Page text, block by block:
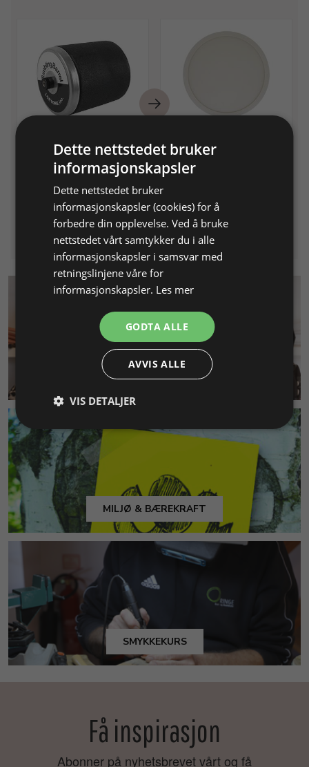
Til Lortone trommelsliper
varenr. 130010 og 130014
Varenr. 130050
På lager
Info
kg HB og Lortone
trommel
Reservedel til varenr. 130050,
Info
KUNDESERVICE
MILJØ & BÆREKRAFT
SMYKKEKURS
Få inspirasjon
Abonner på nyhetsbrevet vårt og få
Dette nettstedet bruker
informasjonskapsler
Dette nettstedet bruker
informasjonskapsler (cookies) for å
forbedre din opplevelse. Ved å bruke
nettstedet vårt samtykker du i alle
informasjonskapsler i samsvar med
retningslinjene våre for
informasjonskapsler. Les mer
GODTA ALLE
AVVIS ALLE
VIS DETALJER